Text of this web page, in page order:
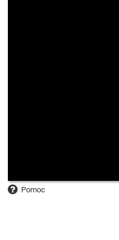
Pomoc